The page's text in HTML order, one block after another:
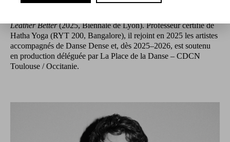
deux saisons au sein du Bodhi Project Dance Company. Comme
Leather Better(2025, Biennale de Lyon). Professeur certifié de
Hatha Yoga (RYT 200, Bangalore), il rejoint en 2025 les artistes
accompagnés de Danse Dense et, dès 2025–2026, est soutenu
en production déléguée par La Place de la Danse – CDCN
Toulouse / Occitanie.